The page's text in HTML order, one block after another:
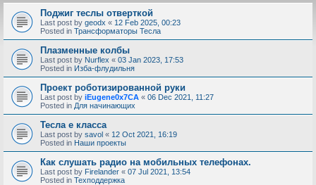
Поджиг теслы отверткой
Last post by geodx « 12 Feb 2025, 00:23
Posted in Трансформаторы Тесла
Плазменные колбы
Last post by Nurflex « 03 Jan 2023, 17:53
Posted in Изба-флудильня
Проект роботизированной руки
Last post by iEugene0x7CA « 06 Dec 2021, 11:27
Posted in Для начинающих
Тесла е класса
Last post by savol « 12 Oct 2021, 16:19
Posted in Наши проекты
Как слушать радио на мобильных телефонах.
Last post by Firelander « 07 Jul 2021, 13:54
Posted in Техподдержка